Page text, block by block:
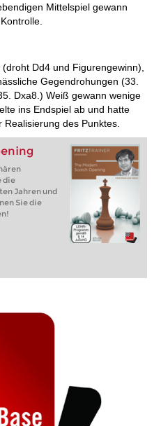
Mittelspiel gewann
Dd4 und Figurengewinn),
Gegendrohungen (33.
Dxa8.) Weiß gewann wenige
ins Endspiel ab und hatte
des Punktes.
die
Jahren und
Sie die